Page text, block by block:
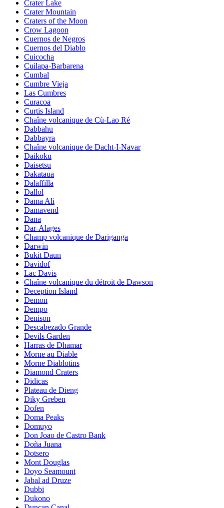
Crater Lake
Crater Mountain
Craters of the Moon
Crow Lagoon
Cuernos de Negros
Cuernos del Diablo
Cuicocha
Cuilapa-Barbarena
Cumbal
Cumbre Vieja
Las Cumbres
Curacoa
Curtis Island
Chaîne volcanique de Cù-Lao Ré
Dabbahu
Dabbayra
Chaîne volcanique de Dacht-I-Navar
Daikoku
Daisetsu
Dakataua
Dalaffilla
Dallol
Dama Ali
Damavend
Dana
Dar-Alages
Champ volcanique de Dariganga
Darwin
Bukit Daun
Davidof
Lac Davis
Chaîne volcanique du détroit de Dawson
Deception Island
Demon
Dempo
Denison
Descabezado Grande
Devils Garden
Harras de Dhamar
Morne au Diable
Morne Diablotins
Diamond Craters
Didicas
Plateau de Dieng
Diky Greben
Dofen
Doma Peaks
Domuyo
Don Joao de Castro Bank
Doña Juana
Dotsero
Mont Douglas
Doyo Seamount
Jabal ad Druze
Dubbi
Dukono